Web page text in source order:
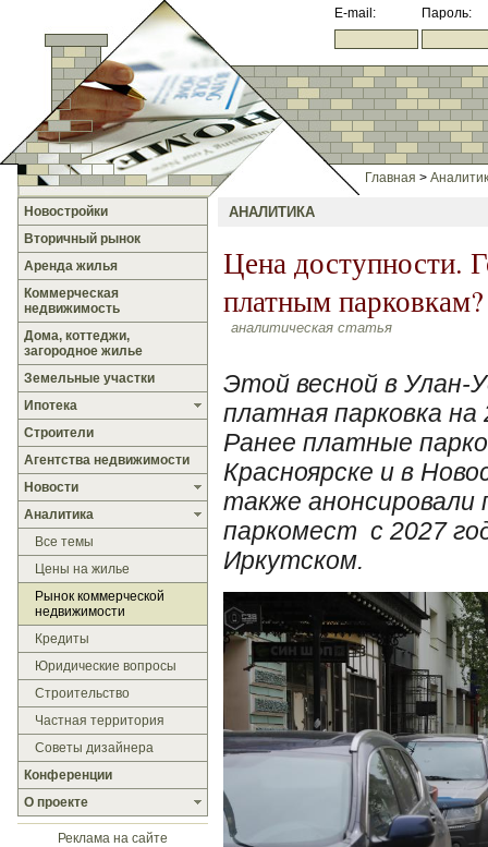
E-mail: Пароль:
Главная >
Новостройки
Вторичный рынок
Аренда жилья
Коммерческая
недвижимость
Дома, коттеджи,
загородное жилье
Земельные участки
Ипотека
Строители
Агентства недвижимости
Новости
Аналитика
Все темы
Цены на жилье
Рынок коммерческой
недвижимости
Кредиты
Юридические вопросы
Строительство
Частная территория
Советы дизайнера
Конференции
О проекте
Реклама на сайте
АНАЛИТИКА
Цена доступности.
платным парковкам?
аналитическая статья
Этой весной в Улан-
платная парковка
Ранее платные
Красноярске и в
также анонсировали
паркомест с 2027
Иркутском.